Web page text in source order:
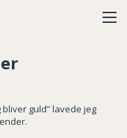
guld” lavede jeg